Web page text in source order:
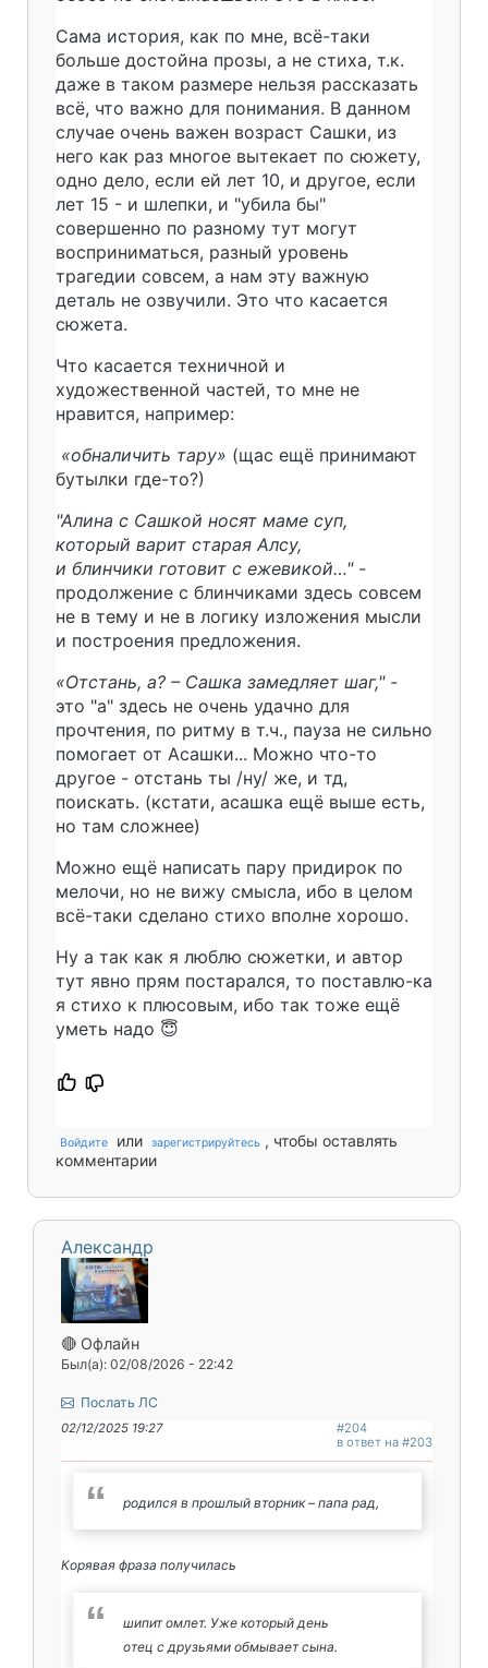
Сама история, как по мне, всё-таки
больше достойна прозы, а не стиха, т.к.
даже в таком размере нельзя рассказать
всё, что важно для понимания. В данном
случае очень важен возраст Сашки, из
него как раз многое вытекает по сюжету,
одно дело, если ей лет 10, и другое, если
лет 15 - и шлепки, и "убила бы"
совершенно по разному тут могут
восприниматься, разный уровень
трагедии совсем, а нам эту важную
деталь не озвучили. Это что касается
сюжета.
Что касается техничной и
художественной частей, то мне не
нравится, например:
«обналичить тару» (щас ещё принимают
бутылки где-то?)
"Алина с Сашкой носят маме суп,
который варит старая Алсу,
и блинчики готовит с ежевикой…" -
продолжение с блинчиками здесь совсем
не в тему и не в логику изложения мысли
и построения предложения.
«Отстань, а? – Сашка замедляет шаг," -
это "а" здесь не очень удачно для
прочтения, по ритму в т.ч., пауза не сильно
помогает от Асашки... Можно что-то
другое - отстань ты /ну/ же, и тд,
поискать. (кстати, асашка ещё выше есть,
но там сложнее)
Можно ещё написать пару придирок по
мелочи, но не вижу смысла, ибо в целом
всё-таки сделано стихо вполне хорошо.
Ну а так как я люблю сюжетки, и автор
тут явно прям постарался, то поставлю-ка
я стихо к плюсовым, ибо так тоже ещё
уметь надо 😇
Войдите или зарегистрируйтесь , чтобы оставлять
комментарии
Александр
🔴 Офлайн
Был(а): 02/08/2026 - 22:42
Послать ЛС
02/12/2025 19:27
#204
в ответ на #203
родился в прошлый вторник – папа рад,
Корявая фраза получилась
шипит омлет. Уже который день
отец с друзьями обмывает сына.